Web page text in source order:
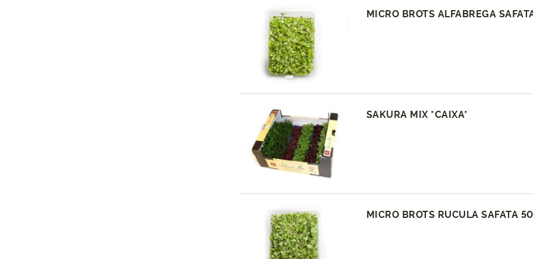
MICRO BROTS ALFABREGA
SAKURA MIX *CAIXA*
MICRO BROTS RUCULA SAFATA